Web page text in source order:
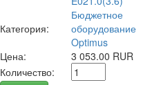
Категория:
Бюджетное
оборудование
Optimus
Цена:
3 053.00 RUR
Количество: